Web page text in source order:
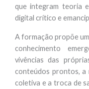
que integram teoria
digital crítico e
A formação propõe
conhecimento
vivências das
conteúdos prontos, a
coletiva e a troca de